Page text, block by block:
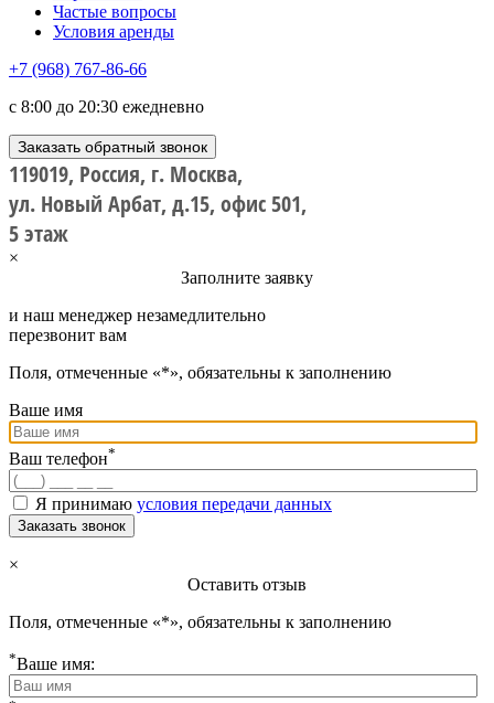
Частые вопросы
Условия аренды
+7 (968) 767-86-66
с 8:00 до 20:30 ежедневно
Заказать обратный звонок
119019, Россия, г. Москва,
ул. Новый Арбат, д.15, офис 501,
5 этаж
×
Заполните заявку
и наш менеджер незамедлительно
перезвонит вам
Поля, отмеченные «*», обязательны к заполнению
Ваше имя
Ваш телефон*
Я принимаю условия передачи данных
Заказать звонок
×
Оставить отзыв
Поля, отмеченные «*», обязательны к заполнению
*Ваше имя: